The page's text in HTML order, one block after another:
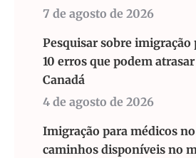
7 de agosto de 2026
Pesquisar sobre imigração
10 erros que podem
Canadá
4 de agosto de 2026
Imigração para médicos
caminhos disponíveis no